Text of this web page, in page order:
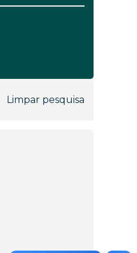
Limpar pesquisa